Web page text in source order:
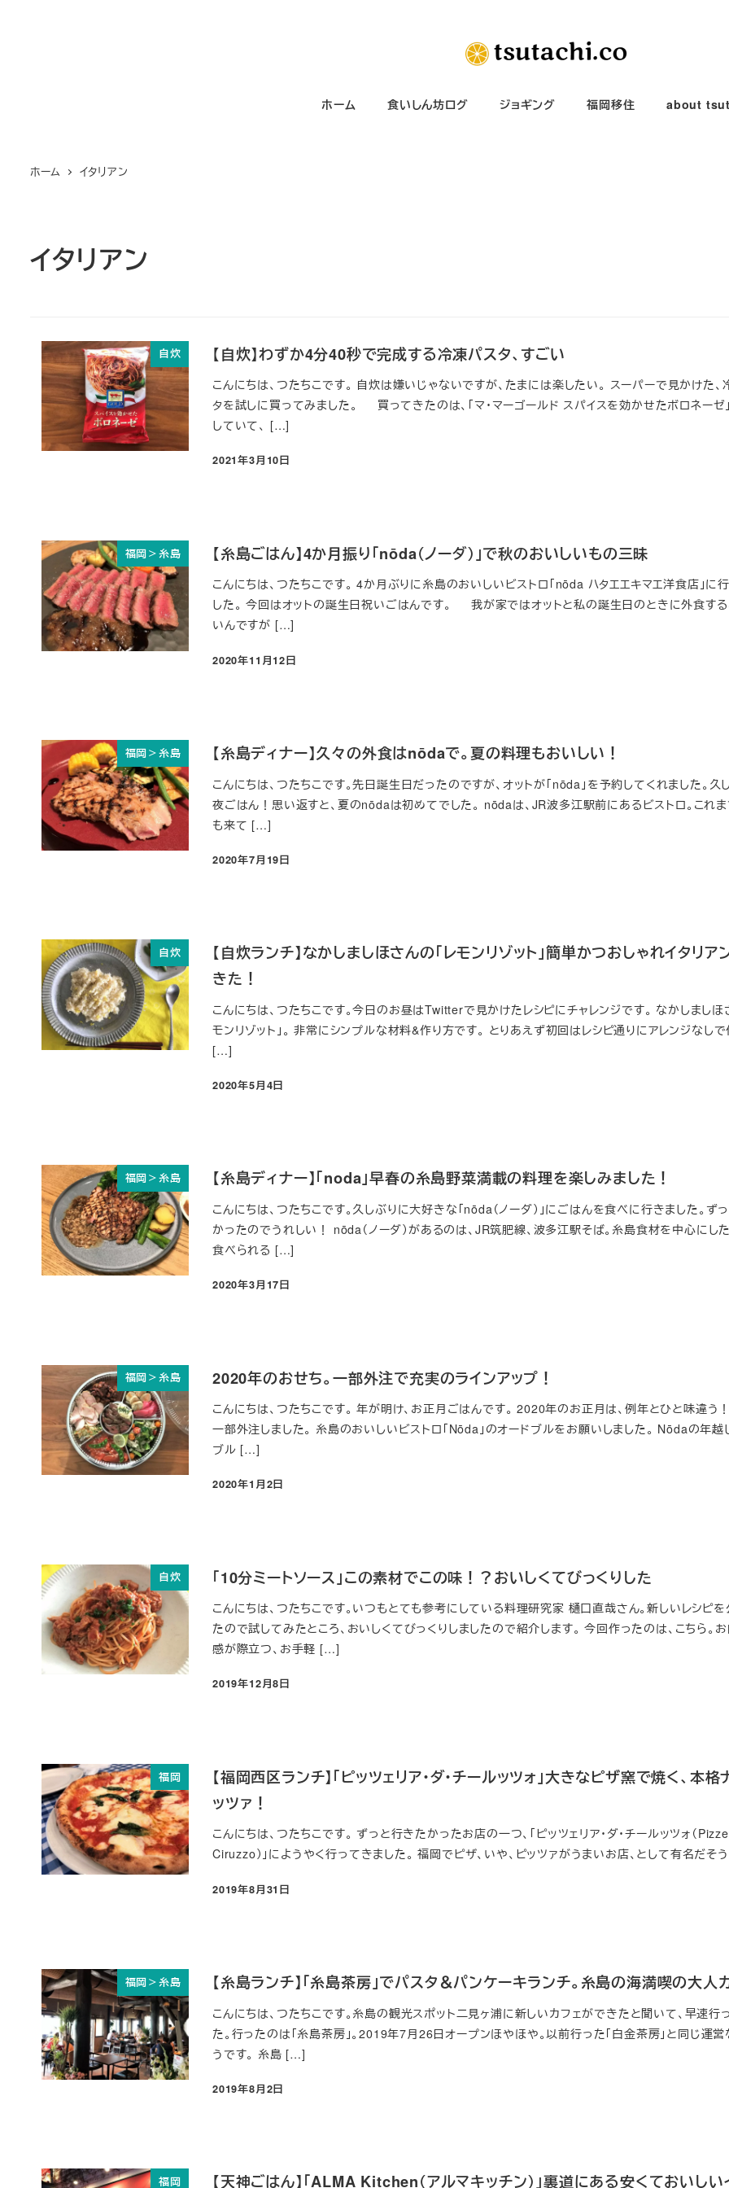
ホーム 食いしん坊ログ ジョギング 福岡移住 about
ホーム イタリアン
イタリアン
自炊 【自炊】わずか4分40秒で完成する冷凍パスタ、すごい
こんにちは、つたちこです。 自炊は嫌いじゃないですが、たまには楽したい。 スーパーで見かけた、
タを試しに買ってみました。 買ってきたのは、「マ・マーゴールド スパイスを効かせたボロネーゼ
していて、 […]
投稿日
2021年3月10日
福岡＞糸島 【糸島ごはん】4か月振り「nōda（ノーダ）」で秋のおいしいもの三昧
こんにちは、つたちこです。 4か月ぶりに糸島のおいしいビストロ「nōda ハタエエキマエ洋食店」に
した。 今回はオットの誕生日祝いごはんです。 我が家ではオットと私の誕生日のときに外食す
いんですが […]
投稿日
2020年11月12日
福岡＞糸島 【糸島ディナー】久々の外食はnōdaで。夏の料理もおいしい！
こんにちは、つたちこです。先日誕生日だったのですが、オットが「nōda」を予約してくれました。久
夜ごはん！思い返すと、夏のnōdaは初めてでした。 nōdaは、JR波多江駅前にあるビストロ。これ
も来て […]
投稿日
2020年7月19日
自炊
【自炊ランチ】なかしましほさんの「レモンリゾット」簡単かつおしゃれイタリア
きた！
こんにちは、つたちこです。今日のお昼はTwitterで見かけたレシピにチャレンジです。 なかしましほ
モンリゾット」。 非常にシンプルな材料&作り方です。 とりあえず初回はレシピ通りにアレンジなし
[…]
投稿日
2020年5月4日
福岡＞糸島 【糸島ディナー】「noda」早春の糸島野菜満載の料理を楽しみました！
こんにちは、つたちこです。久しぶりに大好きな「nōda（ノーダ）」にごはんを食べに行きました。ず
かったのでうれしい！ nōda（ノーダ）があるのは、JR筑肥線、波多江駅そば。糸島食材を中心にし
食べられる […]
投稿日
2020年3月17日
福岡＞糸島 2020年のおせち。一部外注で充実のラインアップ！
こんにちは、つたちこです。 年が明け、お正月ごはんです。 2020年のお正月は、例年とひと味違う！
一部外注しました。 糸島のおいしいビストロ「Nōda」のオードブルをお願いしました。 Nōdaの年越
ブル […]
投稿日
2020年1月2日
自炊 「10分ミートソース」この素材でこの味！？おいしくてびっくりした
こんにちは、つたちこです。いつもとても参考にしている料理研究家 樋口直哉さん。新しいレシピ
たので試してみたところ、おいしくてびっくりしましたので紹介します。 今回作ったのは、こちら。
感が際立つ、お手軽 […]
投稿日
2019年12月8日
福岡
【福岡西区ランチ】「ピッツェリア・ダ・チールッツォ」大きなピザ窯で焼く、本格
ッツァ！
こんにちは、つたちこです。 ずっと行きたかったお店の一つ、「ピッツェリア・ダ・チールッツォ（
Ciruzzo）」にようやく行ってきました。 福岡でピザ、いや、ピッツァがうまいお店、として有名だそ
投稿日
2019年8月31日
福岡＞糸島 【糸島ランチ】「糸島茶房」でパスタ＆パンケーキランチ。糸島の海満喫の大人
こんにちは、つたちこです。糸島の観光スポット二見ヶ浦に新しいカフェができたと聞いて、早速行
た。行ったのは「糸島茶房」。2019年7月26日オープンほやほや。以前行った「白金茶房」と同じ運
うです。 糸島 […]
投稿日
2019年8月2日
福岡 【天神ごはん】「ALMA Kitchen（アルマキッチン）」裏道にある安くておいしい